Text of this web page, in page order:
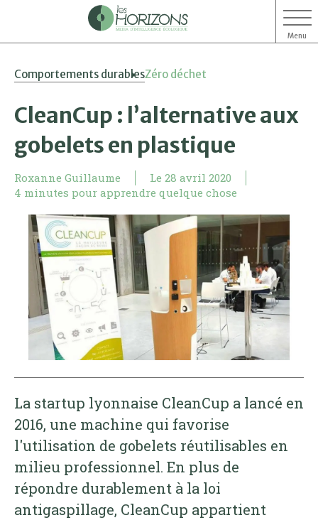
Menu
Comportements durablesZéro déchet
CleanCup : l’alternative aux
gobelets en plastique
Roxanne Guillaume Le 28 avril 2020
4 minutes pour apprendre quelque chose
La startup lyonnaise CleanCup a lancé en
2016, une machine qui favorise
l'utilisation de gobelets réutilisables en
milieu professionnel. En plus de
répondre durablement à la loi
antigaspillage, CleanCup appartient